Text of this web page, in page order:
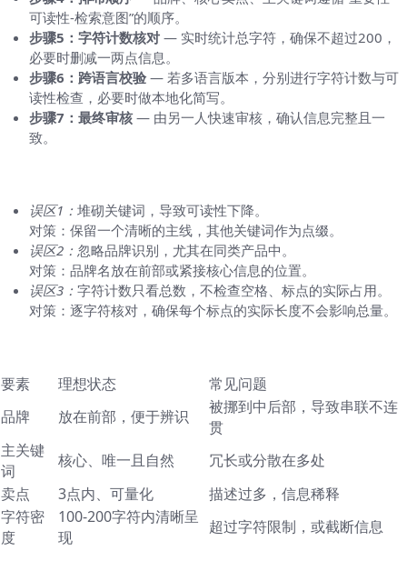
可读性-检索意图”的顺序。
步骤5：字符计数核对 — 实时统计总字符，确保不超过200，
必要时删减一两点信息。
步骤6：跨语言校验— 若多语言版本，分别进行字符计数与可
读性检查，必要时做本地化简写。
步骤7：最终审核— 由另一人快速审核，确认信息完整且一
致。
误区1： 堆砌关键词，导致可读性下降。
对策：保留一个清晰的主线，其他关键词作为点缀。
误区2： 忽略品牌识别，尤其在同类产品中。
对策：品牌名放在前部或紧接核心信息的位置。
误区3： 字符计数只看总数，不检查空格、标点的实际占用。
对策：逐字符核对，确保每个标点的实际长度不会影响总量。
要素 理想状态
常见问题
品牌
放在前部，便于辨识
被挪到中后部，导致串联不连
贯
主关键
词
核心、唯一且自然
冗长或分散在多处
卖点
3点内、可量化
描述过多，信息稀释
字符密
度
100-200字符内清晰呈
现
超过字符限制，或截断信息